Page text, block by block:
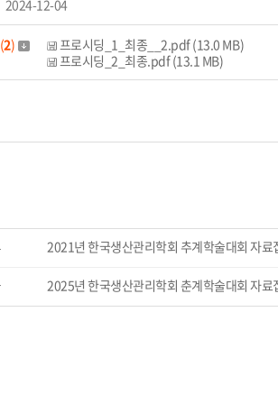
2024-12-04
(2)
프로시딩_1_최종__2.pdf (13.0 MB)
프로시딩_2_최종.pdf (13.1 MB)
2021년 한국생산관리학회 추계학술대회 자료
2025년 한국생산관리학회 춘계학술대회 자료